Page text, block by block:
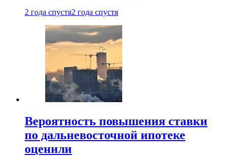
2 года спустя2 года спустя
Вероятность повышения ставки
по дальневосточной ипотеке
оценили